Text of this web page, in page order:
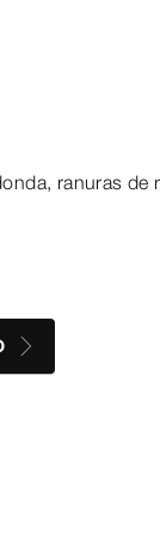
ranuras de